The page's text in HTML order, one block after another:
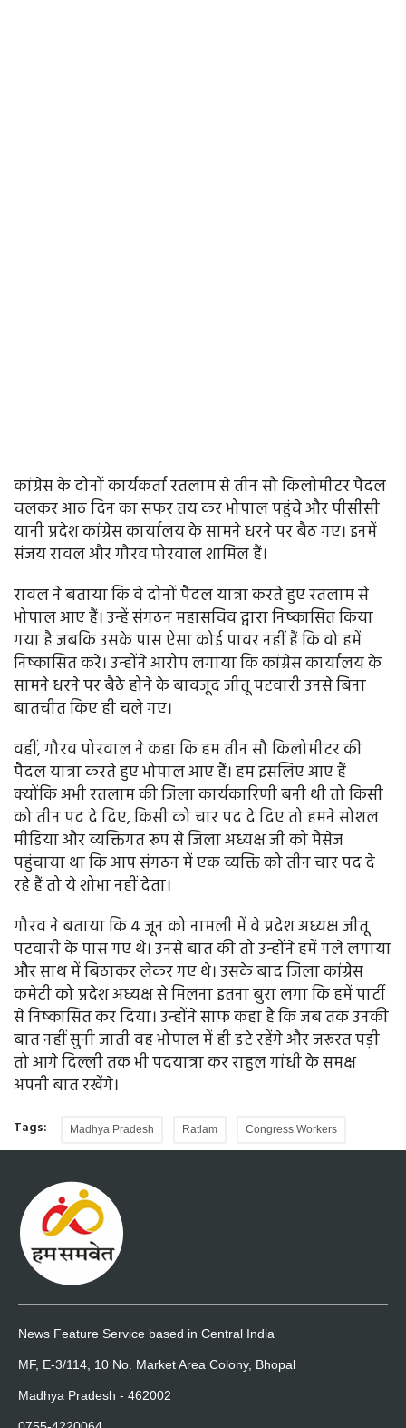
कांग्रेस के दोनों कार्यकर्ता रतलाम से तीन सौ किलोमीटर पैदल
चलकर आठ दिन का सफर तय कर भोपाल पहुंचे और पीसीसी
यानी प्रदेश कांग्रेस कार्यालय के सामने धरने पर बैठ गए। इनमें
संजय रावल और गौरव पोरवाल शामिल हैं।
रावल ने बताया कि वे दोनों पैदल यात्रा करते हुए रतलाम से
भोपाल आए हैं। उन्हें संगठन महासचिव द्वारा निष्कासित किया
गया है जबकि उसके पास ऐसा कोई पावर नहीं हैं कि वो हमें
निष्कासित करे। उन्होंने आरोप लगाया कि कांग्रेस कार्यालय के
सामने धरने पर बैठे होने के बावजूद जीतू पटवारी उनसे बिना
बातचीत किए ही चले गए।
वहीं, गौरव पोरवाल ने कहा कि हम तीन सौ किलोमीटर की
पैदल यात्रा करते हुए भोपाल आए हैं। हम इसलिए आए हैं
क्योंकि अभी रतलाम की जिला कार्यकारिणी बनी थी तो किसी
को तीन पद दे दिए, किसी को चार पद दे दिए तो हमने सोशल
मीडिया और व्यक्तिगत रूप से जिला अध्यक्ष जी को मैसेज
पहुंचाया था कि आप संगठन में एक व्यक्ति को तीन चार पद दे
रहे हैं तो ये शोभा नहीं देता।
गौरव ने बताया कि 4 जून को नामली में वे प्रदेश अध्यक्ष जीतू
पटवारी के पास गए थे। उनसे बात की तो उन्होंने हमें गले लगाया
और साथ में बिठाकर लेकर गए थे। उसके बाद जिला कांग्रेस
कमेटी को प्रदेश अध्यक्ष से मिलना इतना बुरा लगा कि हमें पार्टी
से निष्कासित कर दिया। उन्होंने साफ कहा है कि जब तक उनकी
बात नहीं सुनी जाती वह भोपाल में ही डटे रहेंगे और जरूरत पड़ी
तो आगे दिल्ली तक भी पदयात्रा कर राहुल गांधी के समक्ष
अपनी बात रखेंगे।
Tags: Madhya Pradesh Ratlam Congress Workers
News Feature Service based in Central India
MF, E-3/114, 10 No. Market Area Colony, Bhopal
Madhya Pradesh - 462002